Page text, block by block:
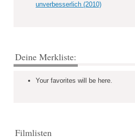
unverbesserlich (2010)
Deine Merkliste:
Your favorites will be here.
Filmlisten